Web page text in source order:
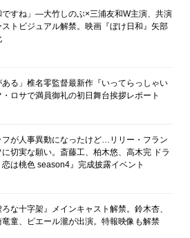
ですね」―大竹しのぶ×三浦友和W主演、共演
トビジュアル解禁。映画『ぼけ日和』矢部
ある」椎名零監督最新作『いってらっしゃい
ロサで満員御礼の初日舞台挨拶レポート
フが人事異動になったけど…リリー・フラン
切実な願い。斎藤工、柏木悠、高木完 ドラ
は桃色 season4』完成披露イベント
な十字架』メインキャスト解禁。鈴木杏、
童、ピエール瀧が出演。特報映像も解禁